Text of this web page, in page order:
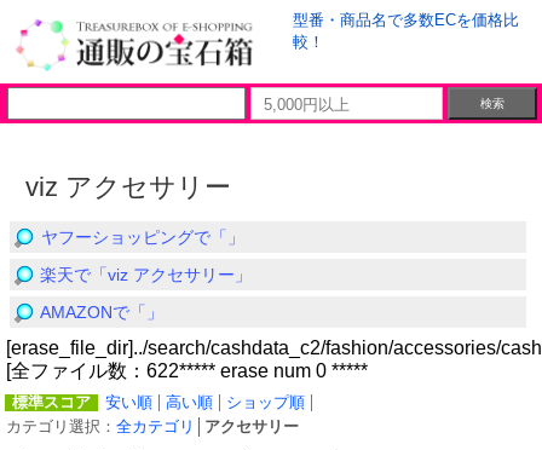
型番・商品名で多数ECを価格比
較！
viz アクセサリー
ヤフーショッピングで「」
楽天で「viz アクセサリー」
AMAZONで「」
[erase_file_dir]../search/cashdata_c2/fashion/accessories/
[全ファイル数：622***** erase num 0 *****
標準スコア 安い順 高い順
ショップ順
カテゴリ選択： 全カテゴリ アクセサリー